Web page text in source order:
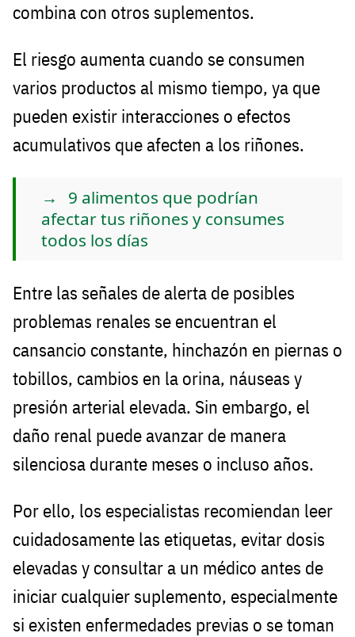
combina con otros suplementos.
El riesgo aumenta cuando se consumen
varios productos al mismo tiempo, ya que
pueden existir interacciones o efectos
acumulativos que afecten a los riñones.
9 alimentos que podrían
afectar tus riñones y consumes
todos los días
Entre las señales de alerta de posibles
problemas renales se encuentran el
cansancio constante, hinchazón en piernas o
tobillos, cambios en la orina, náuseas y
presión arterial elevada. Sin embargo, el
daño renal puede avanzar de manera
silenciosa durante meses o incluso años.
Por ello, los especialistas recomiendan leer
cuidadosamente las etiquetas, evitar dosis
elevadas y consultar a un médico antes de
iniciar cualquier suplemento, especialmente
si existen enfermedades previas o se toman